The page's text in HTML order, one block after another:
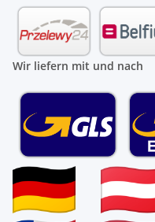
Wir liefern mit und nach